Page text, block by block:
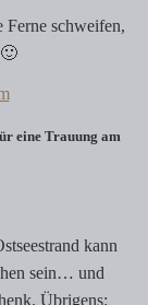
schweifen,
eine Trauung am
kann
sein… und
Übrigens: